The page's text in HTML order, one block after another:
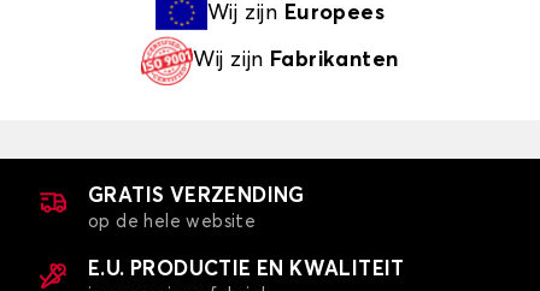
Wij zijn Europees
Wij zijn Fabrikanten
GRATIS VERZENDING
op de hele website
E.U. PRODUCTIE EN KWALITEIT